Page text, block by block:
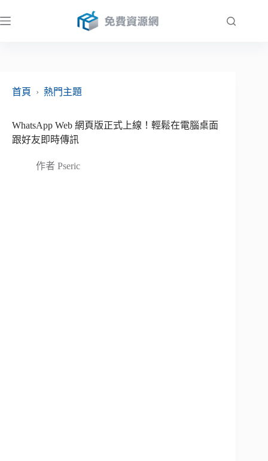
至
首頁
› 熱門主題
WhatsApp Web 網頁版正式上線！輕鬆在電腦桌面
跟好友即時傳訊
作者 Pseric